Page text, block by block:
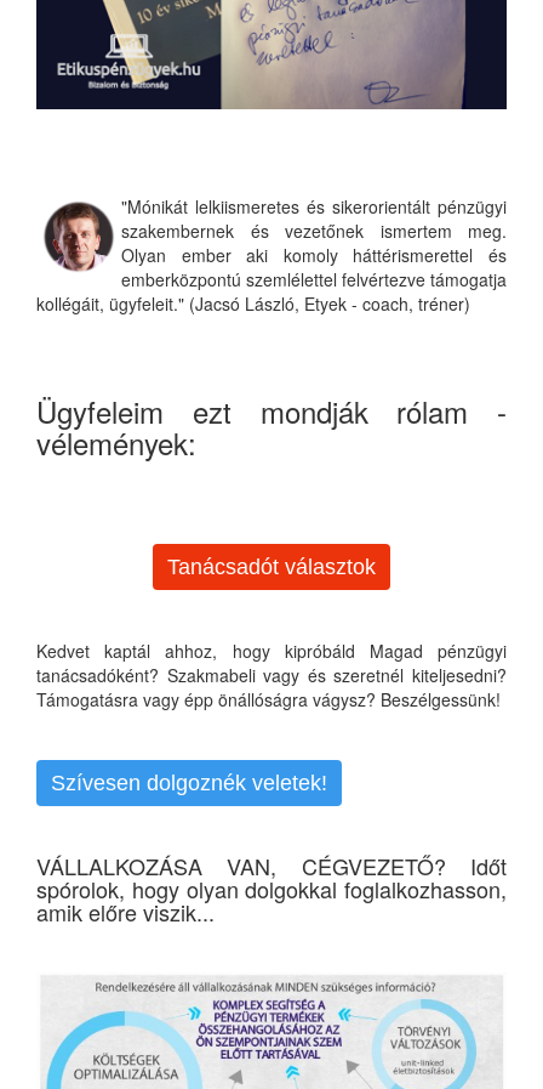
"Mónikát lelkiismeretes és sikerorientált pénzügyi
szakembernek és vezetőnek ismertem meg.
Olyan ember aki komoly háttérismerettel és
emberközpontú szemlélettel felvértezve támogatja
kollégáit, ügyfeleit." (Jacsó László, Etyek - coach, tréner)
Ügyfeleim ezt mondják rólam -
vélemények:
Tanácsadót választok
Kedvet kaptál ahhoz, hogy kipróbáld Magad pénzügyi
tanácsadóként? Szakmabeli vagy és szeretnél kiteljesedni?
Támogatásra vagy épp önállóságra vágysz? Beszélgessünk!
Szívesen dolgoznék veletek!
VÁLLALKOZÁSA VAN, CÉGVEZETŐ? Időt
spórolok, hogy olyan dolgokkal foglalkozhasson,
amik előre viszik...